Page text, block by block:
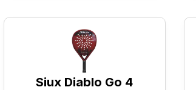
Siux Diablo Go 4